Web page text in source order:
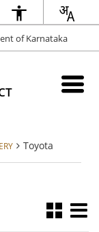
of Karnataka
Toyota